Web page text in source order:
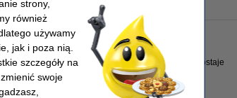
napełniane tuszem
do końca. Obudowa tuszu pozostaje
strony,
również
używamy
jak i poza nią.
szczegóły na
swoje